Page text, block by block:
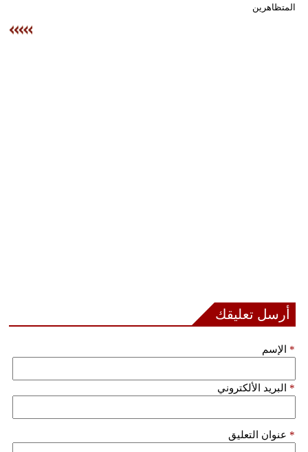
فيديو
سيارات
المتظاهرين
أرسل تعليقك
الإسم *
البريد الألكتروني *
عنوان التعليق *